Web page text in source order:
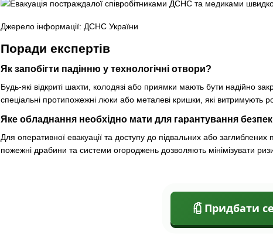
Джерело інформації: ДСНС України
Поради експертів
Як запобігти падінню у технологічні отвори?
Будь-які відкриті шахти, колодязі або приямки мають бути надійно
спеціальні протипожежні люки або металеві кришки, які
Яке обладнання необхідно мати для гарантування
Для оперативної евакуації та доступу до підвальних або
пожежні драбини та системи огороджень дозволяють мінімізувати
Придбати